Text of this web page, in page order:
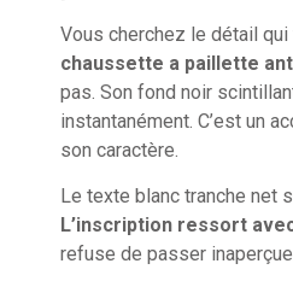
Vous cherchez le détail
chaussette a paillette
pas. Son fond noir
instantanément. C’est un
son caractère.
Le texte blanc tranche net
L’inscription ressort
refuse de passer